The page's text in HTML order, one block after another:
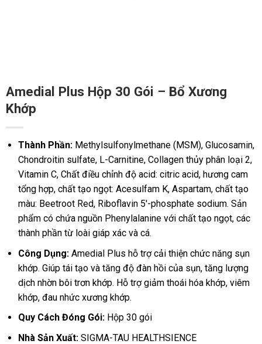
Amedial Plus Hộp 30 Gói – Bổ Xương
Khớp
Thành Phần: Methylsulfonylmethane (MSM), Glucosamin,
Chondroitin sulfate, L-Carnitine, Collagen thủy phân loại 2,
Vitamin C, Chất điều chỉnh độ acid: citric acid, hương cam
tổng hợp, chất tạo ngọt: Acesulfam K, Aspartam, chất tạo
màu: Beetroot Red, Riboflavin 5′-phosphate sodium. Sản
phẩm có chứa nguồn Phenylalanine với chất tạo ngọt, các
thành phần từ loài giáp xác và cá.
Công Dụng: Amedial Plus hỗ trợ cải thiện chức năng sụn
khớp. Giúp tái tạo và tăng độ đàn hồi của sụn, tăng lượng
dịch nhờn bôi trơn khớp. Hỗ trợ giảm thoái hóa khớp, viêm
khớp, đau nhức xương khớp.
Quy Cách Đóng Gói: Hộp 30 gói
Nhà Sản Xuất: SIGMA-TAU HEALTHSIENCE